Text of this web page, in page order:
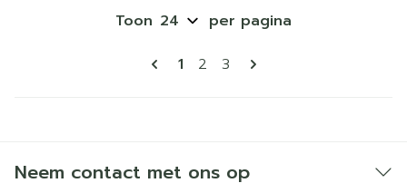
Pagina's
U lees momenteel pagina
1 Pagina
2 Pagina
3
Toon per pagina
Neem contact met ons op